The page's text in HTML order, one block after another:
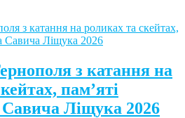
з катання на
пам’яті
Ліщука 2026